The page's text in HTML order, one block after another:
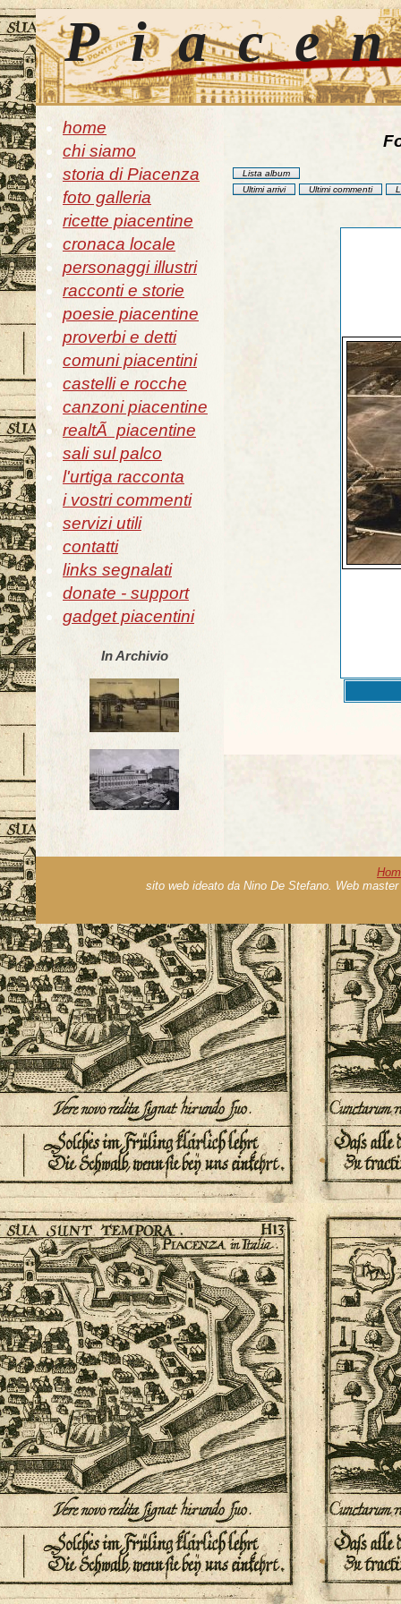
home
chi siamo
storia di Piacenza
foto galleria
ricette piacentine
cronaca locale
personaggi illustri
racconti e storie
poesie piacentine
proverbi e detti
comuni piacentini
castelli e rocche
canzoni piacentine
realtÃ piacentine
sali sul palco
l'urtiga racconta
i vostri commenti
servizi utili
contatti
links segnalati
donate - support
gadget piacentini
In Archivio
Lista album
Ultimi arrivi
Ultimi commenti
sito web ideato da Nino De Stefano. Web